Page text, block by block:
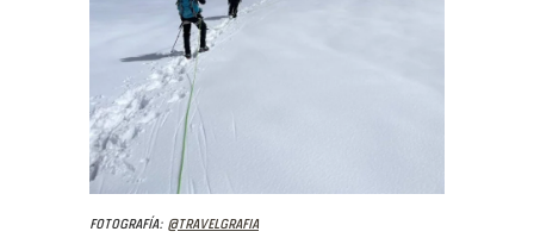
Fotografía: @travelgrafia